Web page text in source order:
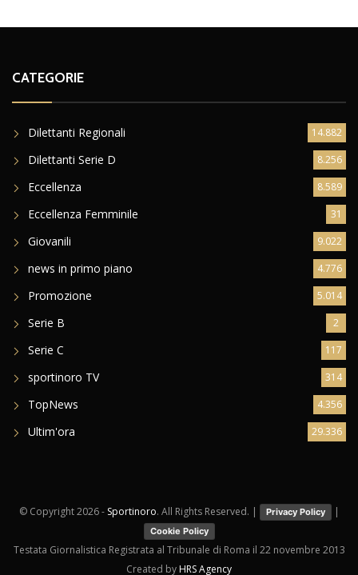
CATEGORIE
Dilettanti Regionali 14.882
Dilettanti Serie D 8.256
Eccellenza 8.589
Eccellenza Femminile 31
Giovanili 9.022
news in primo piano 4.776
Promozione 5.014
Serie B 2
Serie C 117
sportinoro TV 314
TopNews 4.356
Ultim'ora 29.336
© Copyright2026 - Sportinoro. All Rights Reserved. | Privacy Policy |
Cookie Policy
Testata Giornalistica Registrata al Tribunale di Roma il 22 novembre 2013
Created by HRS Agency